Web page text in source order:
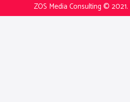
ZOS Media Consulting © 2021.